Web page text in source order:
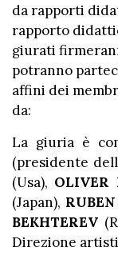
darapporti
rapporto
giurati
potranno
affini dei
da:
La giuria è
(presidente
(Usa), OLIVER
(Japan),
BEKHTEREV
Direzione